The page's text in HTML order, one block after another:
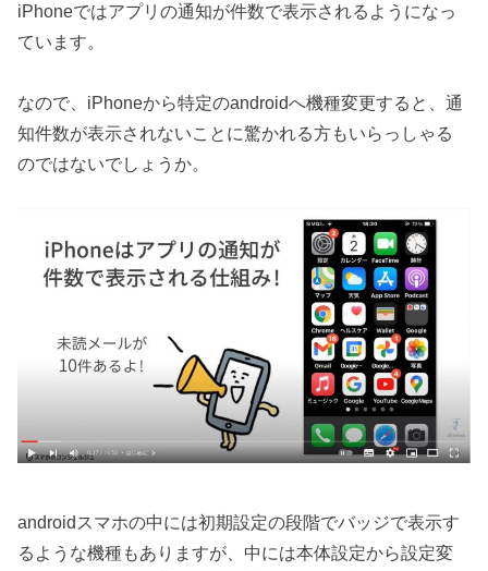
iPhoneではアプリの通知が件数で表示されるようになっ
ています。
なので、iPhoneから特定のandroidへ機種変更すると、通
知件数が表示されないことに驚かれる方もいらっしゃる
のではないでしょうか。
androidスマホの中には初期設定の段階でバッジで表示す
るような機種もありますが、中には本体設定から設定変